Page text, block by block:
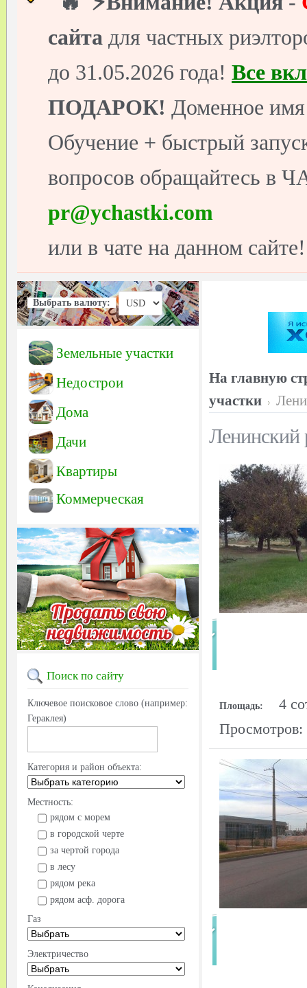
сайта для частных
до 31.05.2026 года! Все
ПОДАРОК! Доменное
Обучение + быстрый
вопросов обращайтесь в
pr@ychastki.com
или в чате на данном сайте!
Выбрать валюту:
Земельные участки
Недострои
Дома
Дачи
Квартиры
Коммерческая
Поискпо сайту
Ключевое поисковое слово (например:
Гераклея)
Категория и район объекта:
Местность:
рядом с морем
в городской черте
за чертой города
в лесу
рядом река
рядом асф. дорога
Газ
Электричество
На главную
участки
Ленинский
Площадь:
4
Просмотров: